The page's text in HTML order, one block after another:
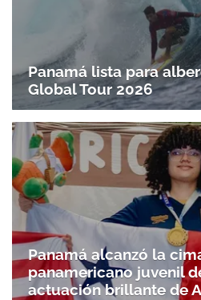
Panamá lista para
Global Tour 2026
Panamá alcanzó la
panamericano juvenil
actuación brillante de